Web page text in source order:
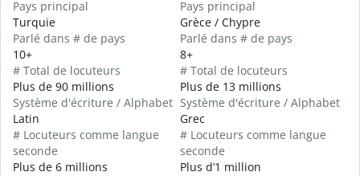
Pays principal
Turquie
Parlé dans # de pays
10+
# Total de locuteurs
Plus de 90 millions
Système d'écriture / Alphabet
Latin
# Locuteurs comme langue
seconde
Plus de 6 millions
Pays principal
Grèce / Chypre
Parlé dans # de pays
8+
# Total de locuteurs
Plus de 13 millions
Système d'écriture / Alphabet
Grec
# Locuteurs comme langue
seconde
Plus d’1 million